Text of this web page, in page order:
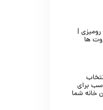
رومیزی |
ها
برای
خانه شما